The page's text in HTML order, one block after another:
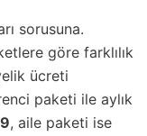
sorusuna.
göre farklılık
ücreti
paketi ile aylık
, aile paketi ise